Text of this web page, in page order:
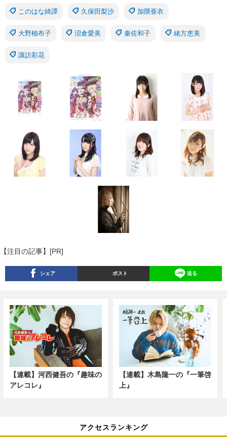
このはな綺譚 久保田梨沙 加隈亜衣
大野柚布子 沼倉愛美 秦佐和子 緒方恵美
諏訪彩花
【注目の記事】[PR]
シェア ポスト 送る
【連載】河西健吾の『趣味の
アレコレ』
【連載】木島隆一の『一筆啓
上』
アクセスランキング